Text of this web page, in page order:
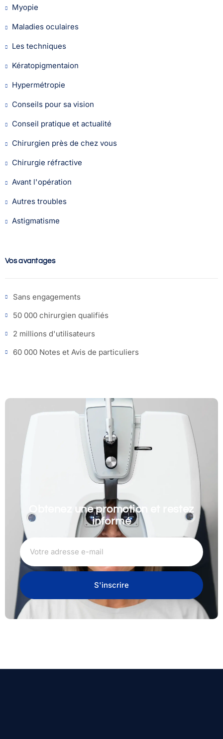
Myopie
Maladies oculaires
Les techniques
Kératopigmentaion
Hypermétropie
Conseils pour sa vision
Conseil pratique et actualité
Chirurgien près de chez vous
Chirurgie réfractive
Avant l'opération
Autres troubles
Astigmatisme
Vos avantages
Sans engagements
50 000 chirurgien qualifiés
2 millions d'utilisateurs
60 000 Notes et Avis de particuliers
Obtenez une promotion et restez
informé
S'inscrire